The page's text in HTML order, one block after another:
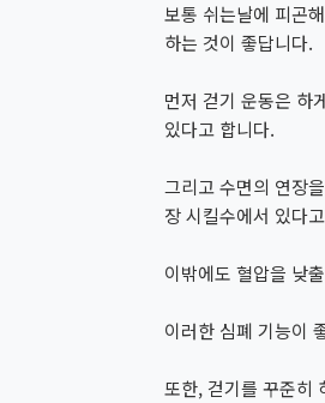
보통 쉬는날에 피곤
하는 것이 좋답니다.
먼저 걷기 운동은 하
있다고 합니다.
그리고 수면의 연장
장 시킬수에서 있다
이밖에도 혈압을 낮
이러한 심폐 기능이
또한, 걷기를 꾸준히